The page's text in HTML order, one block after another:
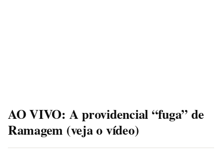
AO VIVO: A providencial “fuga” de
Ramagem (veja o vídeo)